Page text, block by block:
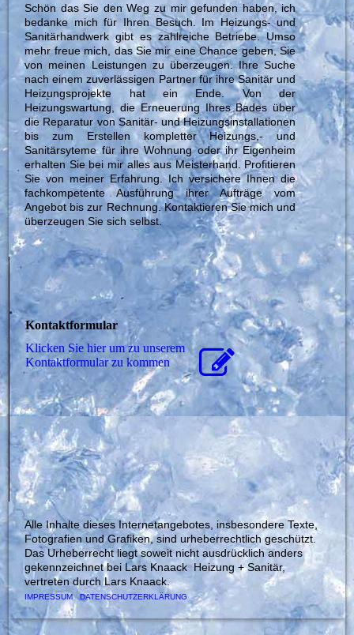
Schön das Sie den Weg zu mir gefunden haben, ich
bedanke mich für Ihren Besuch. Im Heizungs- und
Sanitärhandwerk gibt es zahlreiche Betriebe. Umso
mehr freue mich, das Sie mir eine Chance geben, Sie
von meinen Leistungen zu überzeugen. Ihre Suche
nach einem zuverlässigen Partner für ihre Sanitär und
Heizungsprojekte hat ein Ende. Von der
Heizungswartung, die Erneuerung Ihres Bades über
die Reparatur von Sanitär- und Heizungsinstallationen
bis zum Erstellen kompletter Heizungs,- und
Sanitärsyteme für ihre Wohnung oder ihr Eigenheim
erhalten Sie bei mir alles aus Meisterhand. Profitieren
Sie von meiner Erfahrung. Ich versichere Ihnen die
fachkompetente Ausführung ihrer Aufträge vom
Angebot bis zur Rechnung. Kontaktieren Sie mich und
überzeugen Sie sich selbst.
Kontaktformular
Klicken Sie hier um zu unserem
Kon­takt­for­mu­lar zu kommen
Alle Inhalte dieses Internetangebotes, insbesondere Texte,
Fotografien und Grafiken, sind urheberrechtlich geschützt.
Das Urheberrecht liegt soweit nicht ausdrücklich anders
gekennzeichnet bei Lars Knaack Heizung + Sanitär,
vertreten durch Lars Knaack.
IMPRESSUM DATENSCHUTZERKLÄRUNG